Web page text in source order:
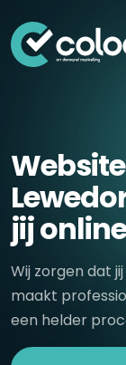
jij
Wij zorgen dat
maakt
een helder